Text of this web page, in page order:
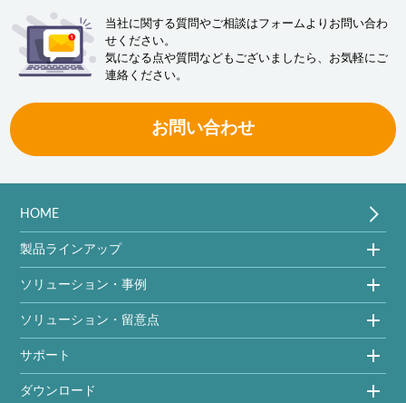
当社に関する質問やご相談はフォームよりお問い合わ
せください。
気になる点や質問などもございましたら、お気軽にご
連絡ください。
お問い合わせ
HOME
製品ラインアップ
ソリューション・事例
ソリューション・留意点
サポート
ダウンロード